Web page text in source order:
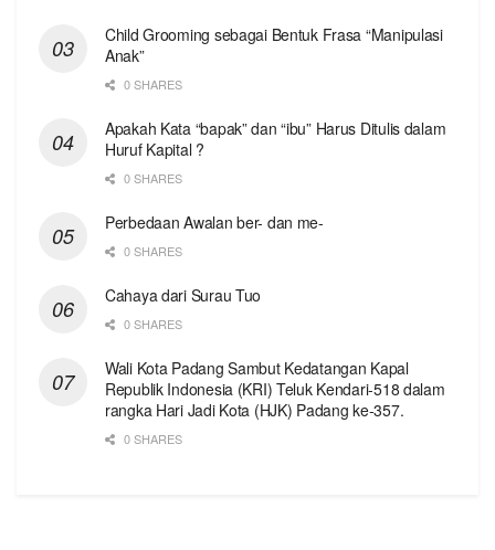
Child Grooming sebagai Bentuk Frasa “Manipulasi
Anak”
0 SHARES
Apakah Kata “bapak” dan “ibu” Harus Ditulis dalam
Huruf Kapital ?
0 SHARES
Perbedaan Awalan ber- dan me-
0 SHARES
Cahaya dari Surau Tuo
0 SHARES
Wali Kota Padang Sambut Kedatangan Kapal
Republik Indonesia (KRI) Teluk Kendari-518 dalam
rangka Hari Jadi Kota (HJK) Padang ke-357.
0 SHARES